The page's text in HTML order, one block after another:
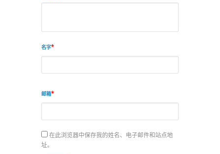
名字
邮箱
在此浏览器中保存我的姓名、电子邮件和站点地
址。